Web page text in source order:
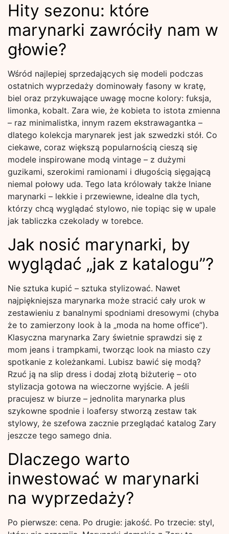
Hity sezonu: które
marynarki zawróciły nam w
głowie?
Wśród najlepiej sprzedających się modeli podczas
ostatnich wyprzedaży dominowały fasony w kratę,
biel oraz przykuwające uwagę mocne kolory: fuksja,
limonka, kobalt. Zara wie, że kobieta to istota zmienna
– raz minimalistka, innym razem ekstrawagantka –
dlatego kolekcja marynarek jest jak szwedzki stół. Co
ciekawe, coraz większą popularnością cieszą się
modele inspirowane modą vintage – z dużymi
guzikami, szerokimi ramionami i długością sięgającą
niemal połowy uda. Tego lata królowały także lniane
marynarki – lekkie i przewiewne, idealne dla tych,
którzy chcą wyglądać stylowo, nie topiąc się w upale
jak tabliczka czekolady w torebce.
Jak nosić marynarki, by
wyglądać „jak z katalogu”?
Nie sztuka kupić – sztuka stylizować. Nawet
najpiękniejsza marynarka może stracić cały urok w
zestawieniu z banalnymi spodniami dresowymi (chyba
że to zamierzony look à la „moda na home office”).
Klasyczna marynarka Zary świetnie sprawdzi się z
mom jeans i trampkami, tworząc look na miasto czy
spotkanie z koleżankami. Lubisz bawić się modą?
Rzuć ją na slip dress i dodaj złotą biżuterię – oto
stylizacja gotowa na wieczorne wyjście. A jeśli
pracujesz w biurze – jednolita marynarka plus
szykowne spodnie i loafersy stworzą zestaw tak
stylowy, że szefowa zacznie przeglądać katalog Zary
jeszcze tego samego dnia.
Dlaczego warto
inwestować w marynarki
na wyprzedaży?
Po pierwsze: cena. Po drugie: jakość. Po trzecie: styl,